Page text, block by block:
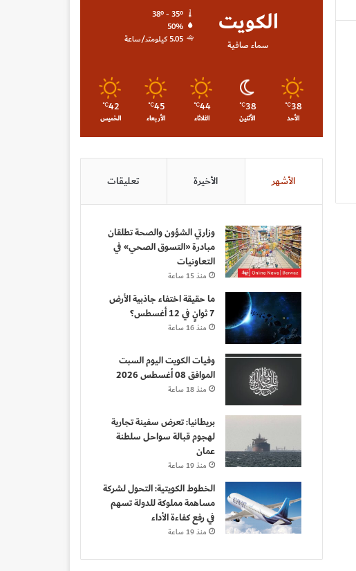
الكويت
سماء صافية
38º - 35º
50%
5.05 كيلومتر/ساعة
38
℃
الأحد
38
℃
الأثنين
44
℃
الثلاثاء
45
℃
الأربعاء
42
℃
الخميس
الأشهر الأخيرة تعليقات
وزارتي الشؤون والصحة تطلقان
مبادرة «التسوق الصحي» في
التعاونيات
منذ 15 ساعة
ما حقيقة اختفاء جاذبية الأرض
7 ثوانٍ في 12 أغسطس؟
منذ 16 ساعة
وفيات الكويت اليوم السبت
الموافق 08 أغسطس 2026
منذ 18 ساعة
بريطانيا: تعرض سفينة تجارية
لهجوم قبالة سواحل سلطنة
عمان
منذ 19 ساعة
الخطوط الكويتية: التحول لشركة
مساهمة مملوكة للدولة تسهم
في رفع كفاءة الأداء
منذ 19 ساعة